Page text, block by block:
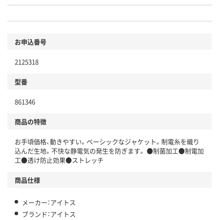
お申込番号
2125318
型番
861346
商品の特徴
お手頃価格、動きやすい。ベーシックなジャケット。制電糸を織り
込んだ生地。不快な静電気の発生を防ぎます。 ●制菌加工●制電加
工●透け防止効果●ストレッチ
商品仕様
メーカー：アイトス
ブランド：アイトス